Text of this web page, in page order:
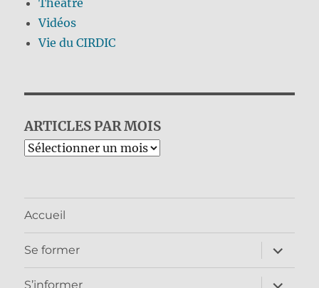
Vidéos
Vie du CIRDIC
ARTICLES PAR MOIS
Archives
Accueil
Se former
ouvrir
le
sous-
menu
S’informer
ouvrir